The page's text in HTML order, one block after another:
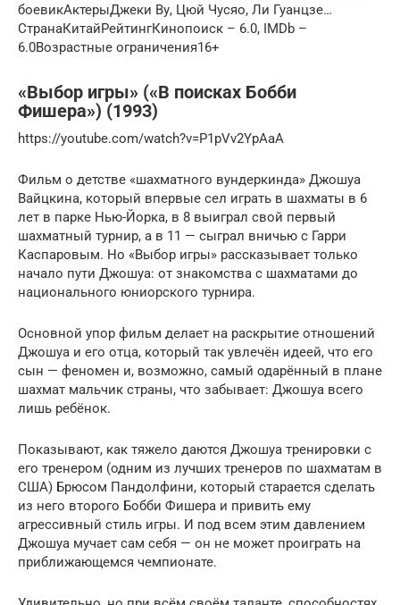
боевикАктерыДжеки Ву, Цюй Чусяо, Ли Гуанцзе…
СтранаКитайРейтингКинопоиск – 6.0, IMDb –
6.0Возрастные ограничения16+
«Выбор игры» («В поисках Бобби
Фишера») (1993)
https://youtube.com/watch?v=P1pVv2YpAaA
Фильм о детстве «шахматного вундеркинда» Джошуа
Вайцкина, который впервые сел играть в шахматы в 6
лет в парке Нью-Йорка, в 8 выиграл свой первый
шахматный турнир, а в 11 — сыграл вничью с Гарри
Каспаровым. Но «Выбор игры» рассказывает только
начало пути Джошуа: от знакомства с шахматами до
национального юниорского турнира.
Основной упор фильм делает на раскрытие отношений
Джошуа и его отца, который так увлечён идеей, что его
сын — феномен и, возможно, самый одарённый в плане
шахмат мальчик страны, что забывает: Джошуа всего
лишь ребёнок.
Показывают, как тяжело даются Джошуа тренировки с
его тренером (одним из лучших тренеров по шахматам в
США) Брюсом Пандолфини, который старается сделать
из него второго Бобби Фишера и привить ему
агрессивный стиль игры. И под всем этим давлением
Джошуа мучает сам себя — он не может проиграть на
приближающемся чемпионате.